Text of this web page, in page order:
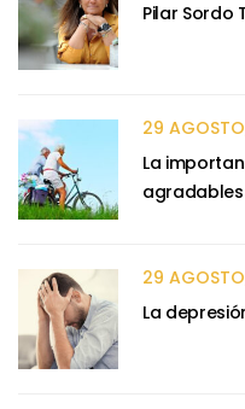
Pilar Sordo
29
La
agradables
29
La